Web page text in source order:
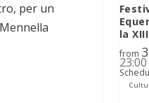
per un
la
from
23:00